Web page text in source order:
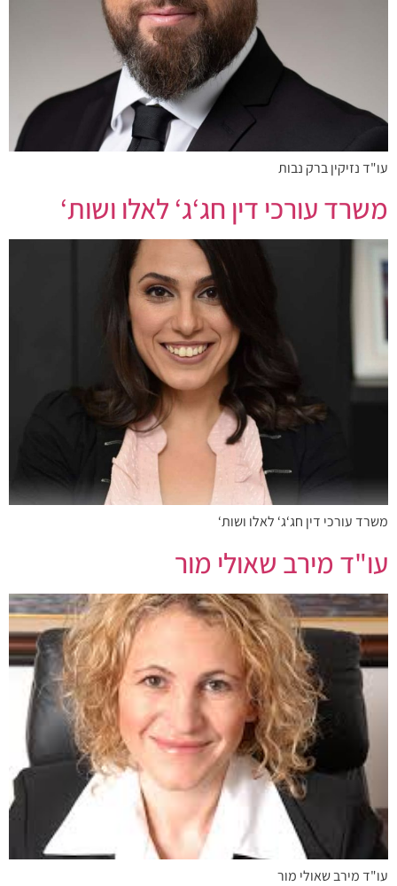
עו"ד נזיקין ברק נבות
משרד עורכי דין חג‘ג‘ לאלו ושות‘
משרד עורכי דין חג‘ג‘ לאלו ושות‘
עו"ד מירב שאולי מור
עו"ד מירב שאולי מור